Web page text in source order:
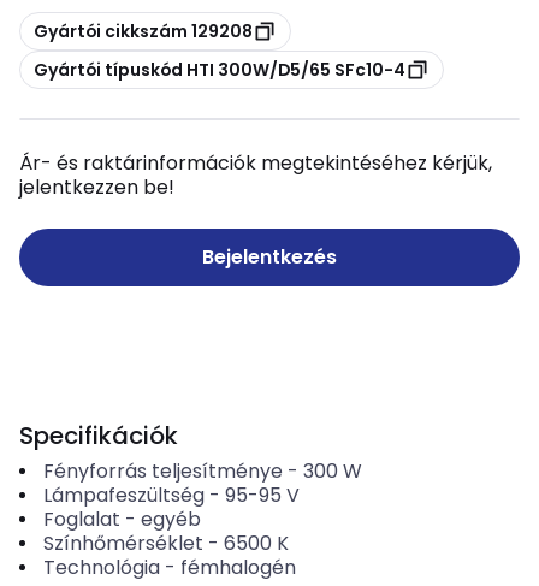
Másolás
Gyártói cikkszám 129208
Másolás
Gyártói típuskód HTI 300W/D5/65 SFc10-4
Ár- és raktárinformációk megtekintéséhez kérjük,
jelentkezzen be!
Bejelentkezés
Specifikációk
Fényforrás teljesítménye - 300 W
Lámpafeszültség- 95-95 V
Foglalat - egyéb
Színhőmérséklet - 6500 K
Technológia- fémhalogén